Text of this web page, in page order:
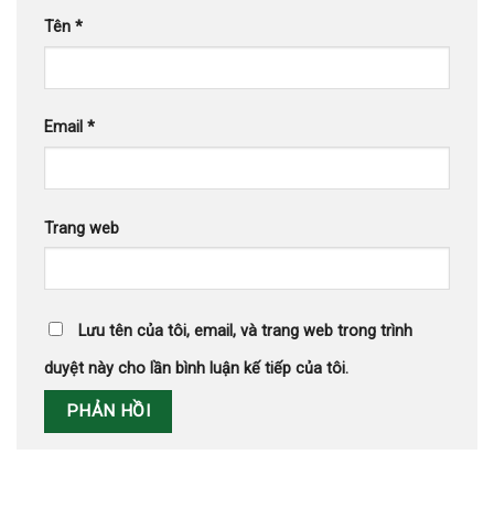
Tên *
Email *
Trang web
Lưu tên của tôi, email, và trang web trong trình
duyệt này cho lần bình luận kế tiếp của tôi.